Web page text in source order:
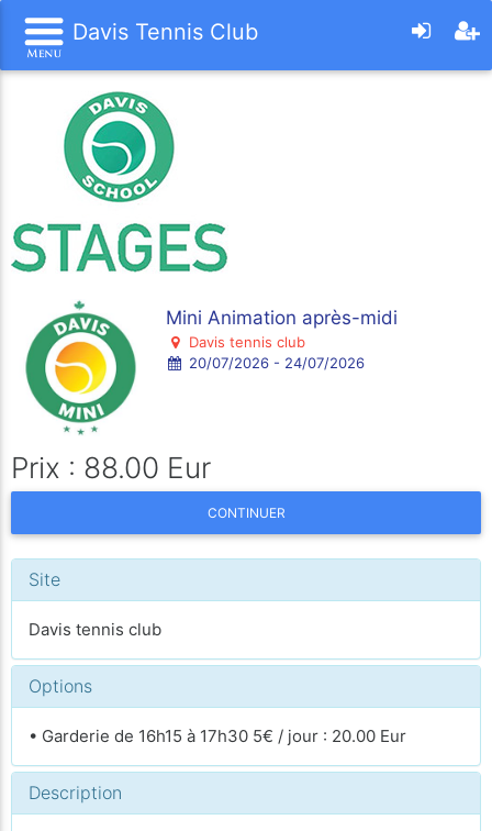
Davis Tennis Club
Mini Animation après-midi
Davis tennis club
20/07/2026 - 24/07/2026
Prix : 88.00 Eur
CONTINUER
Site
Davis tennis club
Options
• Garderie de 16h15 à 17h30 5€ / jour : 20.00 Eur
Description